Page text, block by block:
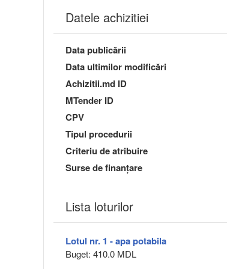
Datele achizitiei
Data publicării
Data ultimilor modificări
Achizitii.md ID
MTender ID
CPV
Tipul procedurii
Criteriu de atribuire
Surse de finanțare
Lista loturilor
Lotul nr. 1 - apa potabila
Buget: 410.0 MDL